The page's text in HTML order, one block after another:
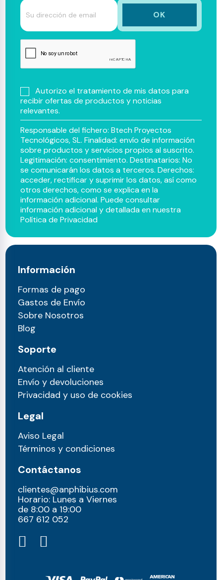
Autorizo el tratamiento de mis datos para
recibir ofertas de productos y noticias
relevantes.
Responsable del fichero: Btech Proyectos
Tecnológicos, SL. Finalidad: envío de información
sobre productos y servicios propios al suscrito.
Legitimación: consentimiento. Destinatarios: No
se comunicarán los datos a terceros. Derechos:
acceder, rectificar y suprimir los datos, así como
otros derechos, como se explica en la
información adicional. Puede consultar
información adicional y detallada en nuestra
Política de Privacidad
Información
Formas de pago
Gastos de Envío
Sobre Nosotros
Blog
Soporte
Atención al cliente
Envío y devoluciones
Privacidad y uso de cookies
Legal
Aviso Legal
Términos y condiciones
Contáctanos
clientes@anphibius.com
Horario: Lunes a Viernes
de 8:00 a 19:00
667 612 052​